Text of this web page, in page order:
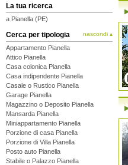
La tua ricerca
a Pianella (PE)
Cerca per tipologia nascondi ▴
Appartamento Pianella
Attico Pianella
Casa colonica Pianella
Casa indipendente Pianella
Casale o Rustico Pianella
Garage Pianella
Magazzino o Deposito Pianella
Mansarda Pianella
Miniappartamento Pianella
Porzione di casa Pianella
Porzione di Villa Pianella
Posto auto Pianella
Stabile o Palazzo Pianella